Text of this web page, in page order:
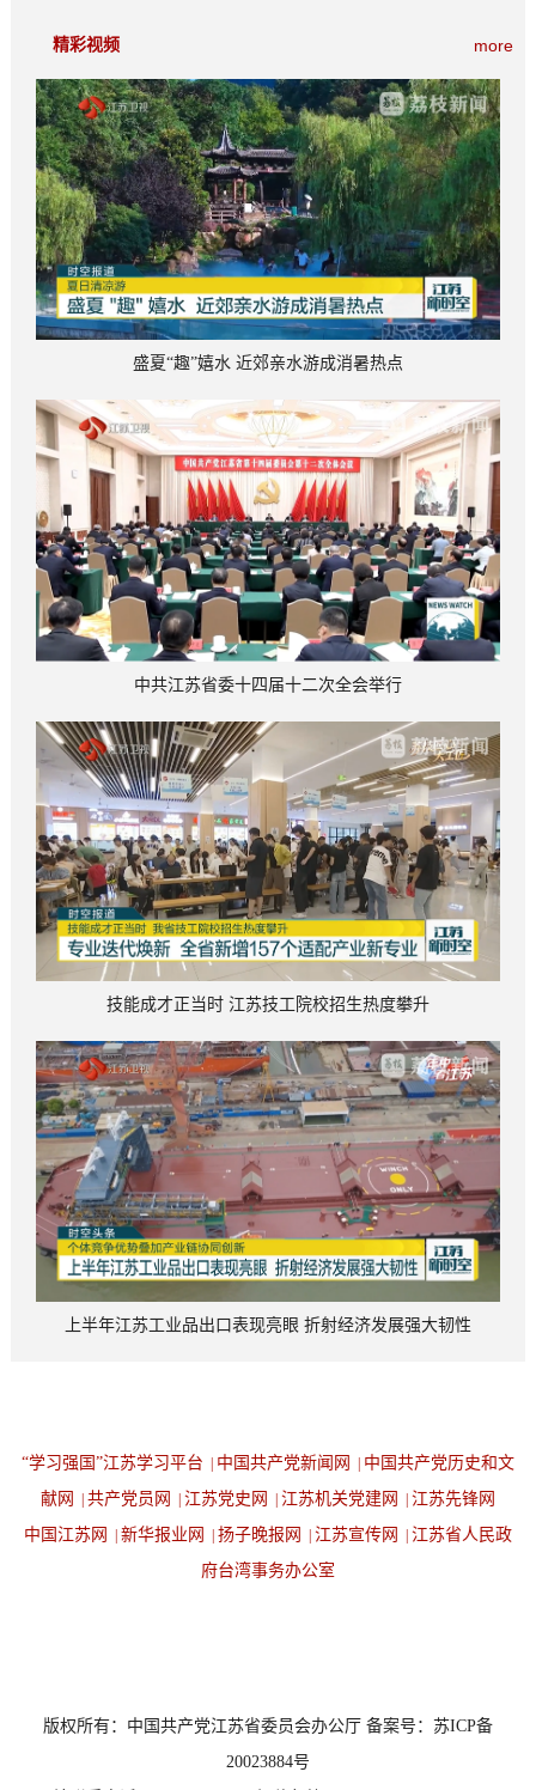
more
精彩视频
盛夏“趣”嬉水 近郊亲水游成消暑热点
中共江苏省委十四届十二次全会举行
技能成才正当时 江苏技工院校招生热度攀升
上半年江苏工业品出口表现亮眼 折射经济发展强大韧性
“学习强国”江苏学习平台 中国共产党新闻网
中国共产党历史和文
献网
共产党员网 江苏党史网 江苏机关党建网
江苏先锋网
中国江苏网
新华报业网 扬子晚报网 江苏宣传网
江苏省人民政
府台湾事务办公室
版权所有：中国共产党江苏省委员会办公厅 备案号：苏ICP备
20023884号